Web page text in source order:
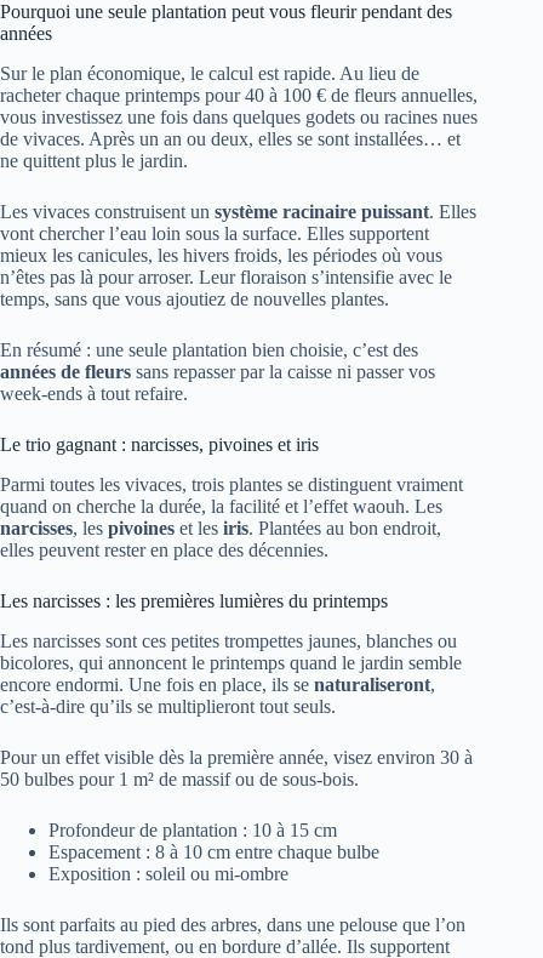
Pourquoi une seule plantation peut vous fleurir pendant des
années
Sur le plan économique, le calcul est rapide. Au lieu de
racheter chaque printemps pour 40 à 100 € de fleurs annuelles,
vous investissez une fois dans quelques godets ou racines nues
de vivaces. Après un an ou deux, elles se sont installées… et
ne quittent plus le jardin.
Les vivaces construisent un système racinaire puissant. Elles
vont chercher l’eau loin sous la surface. Elles supportent
mieux les canicules, les hivers froids, les périodes où vous
n’êtes pas là pour arroser. Leur floraison s’intensifie avec le
temps, sans que vous ajoutiez de nouvelles plantes.
En résumé : une seule plantation bien choisie, c’est des
années de fleurs sans repasser par la caisse ni passer vos
week-ends à tout refaire.
Le trio gagnant : narcisses, pivoines et iris
Parmi toutes les vivaces, trois plantes se distinguent vraiment
quand on cherche la durée, la facilité et l’effet waouh. Les
narcisses, les pivoines et les iris. Plantées au bon endroit,
elles peuvent rester en place des décennies.
Les narcisses : les premières lumières du printemps
Les narcisses sont ces petites trompettes jaunes, blanches ou
bicolores, qui annoncent le printemps quand le jardin semble
encore endormi. Une fois en place, ils se naturaliseront,
c’est-à-dire qu’ils se multiplieront tout seuls.
Pour un effet visible dès la première année, visez environ 30 à
50 bulbes pour 1 m² de massif ou de sous-bois.
Profondeur de plantation : 10 à 15 cm
Espacement : 8 à 10 cm entre chaque bulbe
Exposition : soleil ou mi-ombre
Ils sont parfaits au pied des arbres, dans une pelouse que l’on
tond plus tardivement, ou en bordure d’allée. Ils supportent